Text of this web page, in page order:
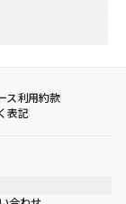
ス利用約款
表記